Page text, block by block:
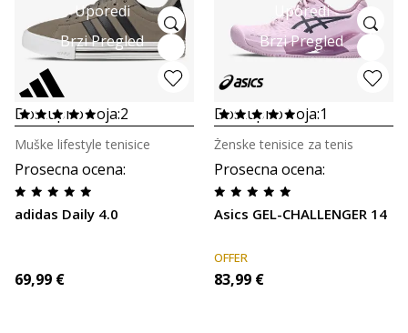
Uporedi
Brzi Pregled
Dostupno boja:2
Prosecna ocena:
adidas Daily 4.0
Muške lifestyle tenisice
69,99 €
Uporedi
Brzi Pregled
Dostupno boja:1
Prosecna ocena:
Asics GEL-CHALLENGER 14
Ženske tenisice za tenis
OFFER
83,99 €